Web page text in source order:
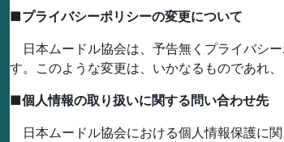
■プライバシーポリシーの変更について
日本ムードル協会は、予告無くプライバシ
す。このような変更は、いかなるものであれ
■個人情報の取り扱いに関する問い合わせ先
日本ムードル協会における個人情報保護に